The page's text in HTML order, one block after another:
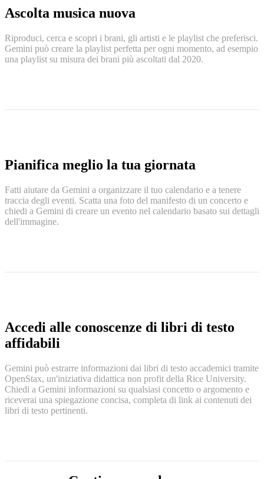
Ascolta musica nuova
Riproduci, cerca e scopri i brani, gli artisti e le playlist che preferisci.
Gemini può creare la playlist perfetta per ogni momento, ad esempio
una playlist su misura dei brani più ascoltati dal 2020.
Pianifica meglio la tua giornata
Fatti aiutare da Gemini a organizzare il tuo calendario e a tenere
traccia degli eventi. Scatta una foto del manifesto di un concerto e
chiedi a Gemini di creare un evento nel calendario basato sui dettagli
dell'immagine.
Accedi alle conoscenze di libri di testo
affidabili
Gemini può estrarre informazioni dai libri di testo accademici tramite
OpenStax, un'iniziativa didattica non profit della Rice University.
Chiedi a Gemini informazioni su qualsiasi concetto o argomento e
riceverai una spiegazione concisa, completa di link ai contenuti dei
libri di testo pertinenti.